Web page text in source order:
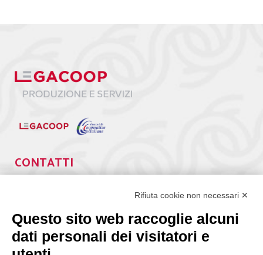
CONTATTI
segreteria@lps.coop
Rifiuta cookie non necessari ✕
Questo sito web raccoglie alcuni
dati personali dei visitatori e